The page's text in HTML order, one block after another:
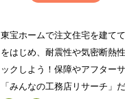
東宝ホームで注文住宅を建て
をはじめ、耐震性や気密断熱
ックしよう！保障やアフター
「みんなの工務店リサーチ」